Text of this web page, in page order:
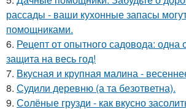
рассады - ваши кухонные запасы
помощниками.
6. Рецепт от опытного садовода: одна
защита на весь год!
7. Вкусная и крупная малина -
8. Судили деревню (а та безответна).
9. Солёные грузди - как вкусно